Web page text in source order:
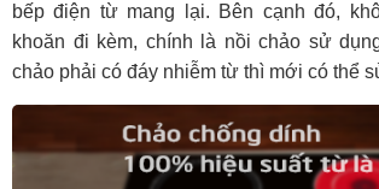
bếp điện từ mang lại. Bên cạnh đó,
khoăn đi kèm, chính là nồi chảo sử
chảo phải có đáy nhiễm từ thì mới có thể